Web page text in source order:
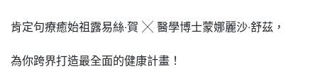
肯定句療癒始祖露易絲‧賀 ╳ 醫學博士蒙娜麗沙‧舒茲，
為你跨界打造最全面的健康計畫！